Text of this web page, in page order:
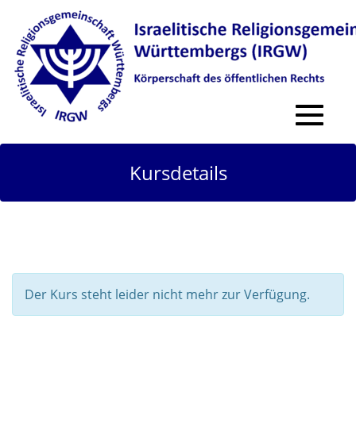
Toggle
Kursdetails
Der Kurs steht leider nicht mehr zur Verfügung.